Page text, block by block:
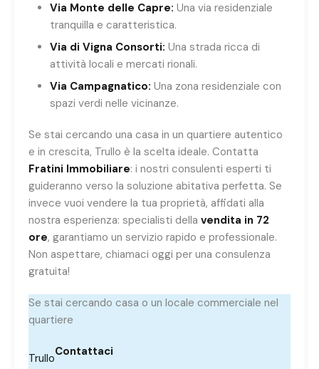
Via Monte delle Capre: Una via residenziale
tranquilla e caratteristica.
Via di Vigna Consorti: Una strada ricca di
attività locali e mercati rionali.
Via Campagnatico: Una zona residenziale con
spazi verdi nelle vicinanze.
Se stai cercando una casa in un quartiere autentico
e in crescita, Trullo è la scelta ideale. Contatta
Fratini Immobiliare: i nostri consulenti esperti ti
guideranno verso la soluzione abitativa perfetta. Se
invece vuoi vendere la tua proprietà, affidati alla
nostra esperienza: specialisti della vendita in 72
ore, garantiamo un servizio rapido e professionale.
Non aspettare, chiamaci oggi per una consulenza
gratuita!
Se stai cercando casa o un locale commerciale nel
quartiere
TrulloContattaci